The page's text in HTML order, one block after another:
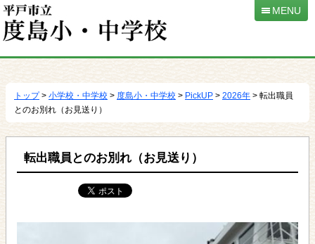
動
MENU
トップ> 小学校・中学校 > 度島小・中学校 > PickUP > 2026年 > 転出職員
とのお別れ（お見送り）
転出職員とのお別れ（お見送り）